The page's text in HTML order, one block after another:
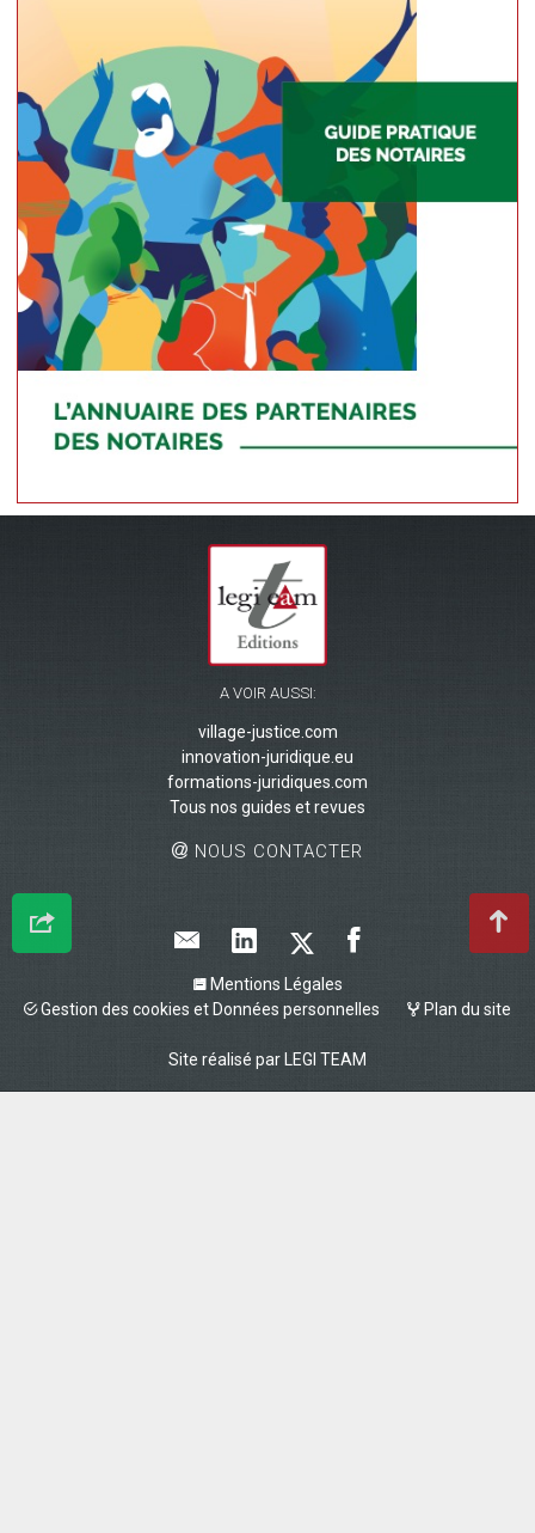
A VOIR AUSSI:
village-justice.com
innovation-juridique.eu
formations-juridiques.com
Tous nos guides et revues
NOUS CONTACTER
Mentions Légales
Gestion des cookies et Données personnelles
Plan du site
Site réalisé par LEGI TEAM